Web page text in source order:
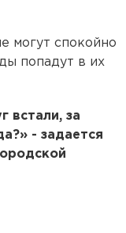
могут спокойно
попадут в их
встали, за
- задается